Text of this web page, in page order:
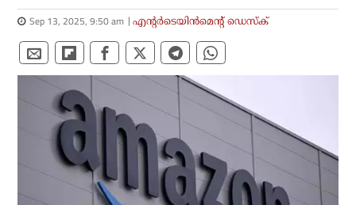
Sep 13, 2025, 9:50 am എന്റര്‍ടെയിന്‍മെന്റ് ഡെസ്‌ക്